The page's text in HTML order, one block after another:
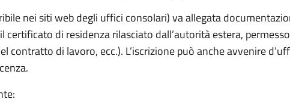
nei siti web degli uffici consolari) va allegata
certificato di residenza rilasciato dall’autorità estera,
contratto di lavoro, ecc.). L’iscrizione può anche avvenire